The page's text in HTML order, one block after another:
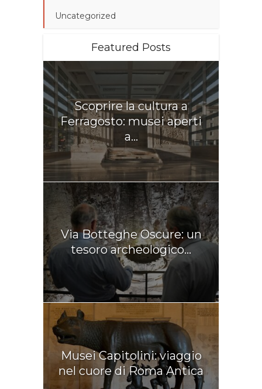
Uncategorized
Featured Posts
Scoprire la cultura a
Ferragosto: musei aperti
a...
Via Botteghe Oscure: un
tesoro archeologico...
Musei Capitolini: viaggio
nel cuore di Roma Antica